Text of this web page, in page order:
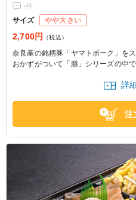
-件
サイズ やや大きい
2,700円 （税込）
奈良産の銘柄豚「ヤマトポーク」を
おかずがついて「膳」シリーズの中
詳
注